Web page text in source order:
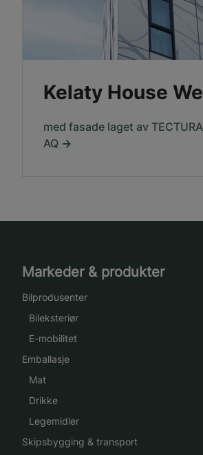
Kelaty House
med fasade laget av
AQ
Markeder & produkter
Bilprodusenter
Bileksteriør
E-mobilitet
Emballasje
Mat
Drikke
Legemidler
Skipsbygging & transport